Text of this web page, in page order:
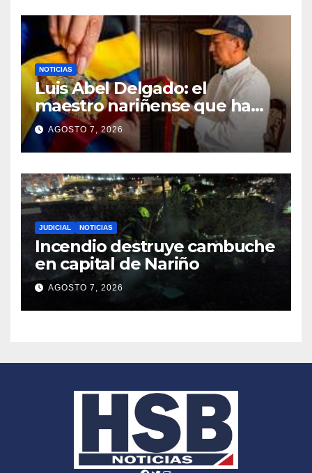
NOTICIAS
Luis Abel Delgado: el
maestro nariñense que ha
confeccionado la banda
presidencial desde Pastrana
AGOSTO 7, 2026
JUDICIAL NOTICIAS
Incendio destruye cambuche
en capital de Nariño
AGOSTO 7, 2026